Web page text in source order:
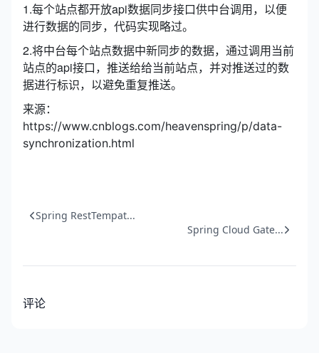
1.每个站点都开放api数据同步接口供中台调用，以便
进行数据的同步，代码实现略过。
2.将中台每个站点数据中新同步的数据，通过调用当前
站点的api接口，推送给给当前站点，并对推送过的数
据进行标识，以避免重复推送。
来源：
https://www.cnblogs.com/heavenspring/p/data-
synchronization.html
Spring RestTempat...
Spring Cloud Gate...
评论